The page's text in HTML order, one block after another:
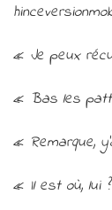
« Je peux
« Bas les
« Remarque,
« Il est où, lui ?